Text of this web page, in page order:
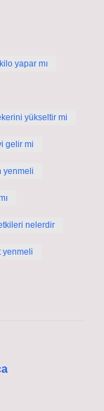
yapar mı
yükseltir mi
gelir mi
yenmeli
nelerdir
yenmeli